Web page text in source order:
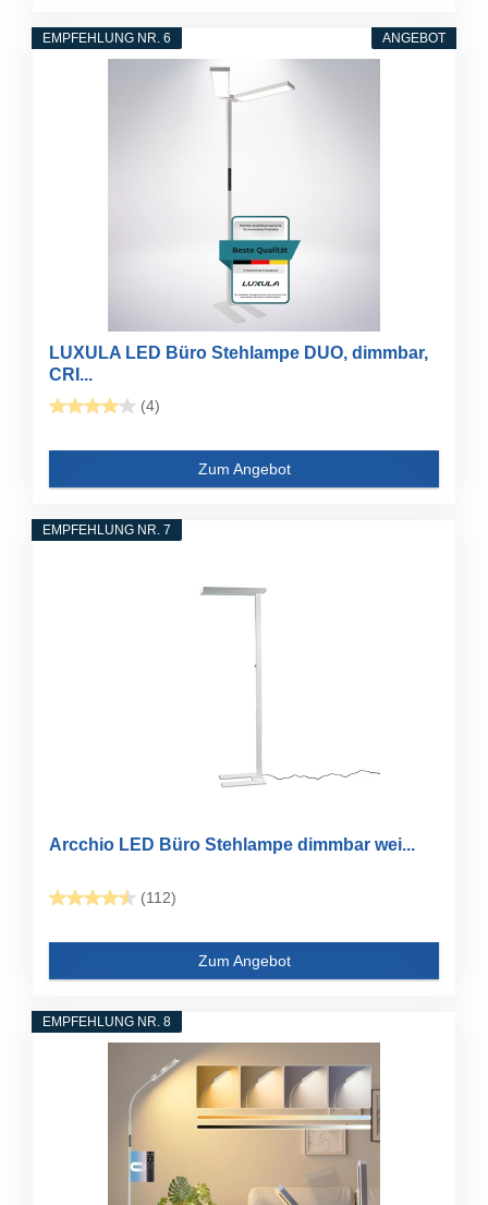
ANGEBOT
EMPFEHLUNG NR. 6
LUXULA LED Büro Stehlampe DUO, dimmbar,
CRI...
(4)
Zum Angebot
EMPFEHLUNG NR. 7
Arcchio LED Büro Stehlampe dimmbar wei...
(112)
Zum Angebot
EMPFEHLUNG NR. 8